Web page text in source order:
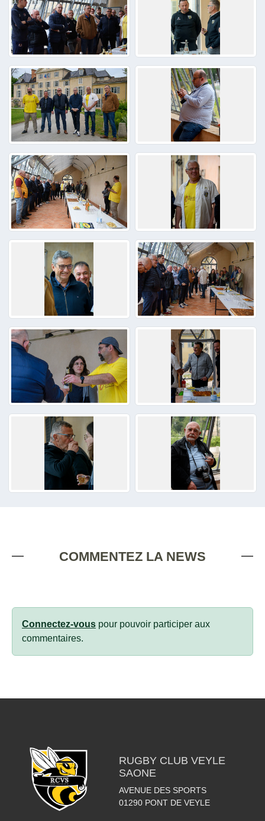
COMMENTEZ LA NEWS
Connectez-vous pour pouvoir participer aux
commentaires.
RUGBY CLUB VEYLE
SAONE
AVENUE DES SPORTS
01290 PONT DE VEYLE